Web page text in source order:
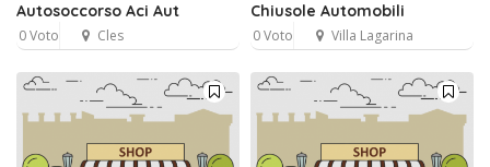
Autosoccorso Aci Aut
0 Voto Cles
Chiusole Automobili
0 Voto Villa Lagarina